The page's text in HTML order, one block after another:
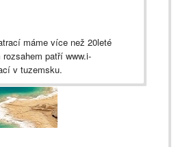
máme více než 20leté
patří www.i-
v tuzemsku.